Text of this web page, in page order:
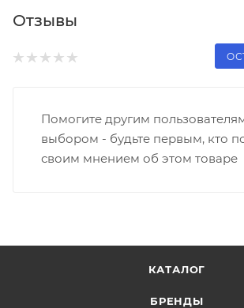
Отзывы
Помогите другим
выбором - будьте первым, кто
своим мнением об этом товаре
КАТАЛОГ
БРЕНДЫ